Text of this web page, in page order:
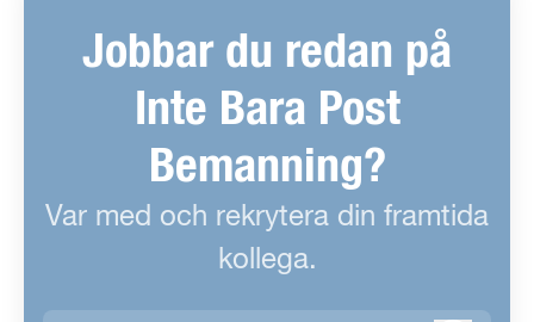
Jobbar du redan på
Inte Bara Post
Bemanning?
Var med och rekrytera din framtida
kollega.